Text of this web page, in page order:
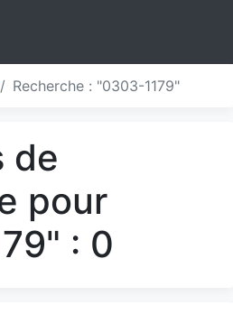
Recherche : "0303-1179"
de
pour
: 0